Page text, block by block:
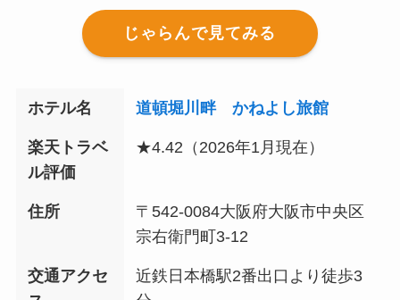
じゃらんで見てみる
ホテル名 道頓堀川畔 かねよし旅館
楽天トラベ
ル評価
★4.42（2026年1月現在）
住所
〒542-0084大阪府大阪市中央区
宗右衛門町3-12
交通アクセ
近鉄日本橋駅2番出口より徒歩3